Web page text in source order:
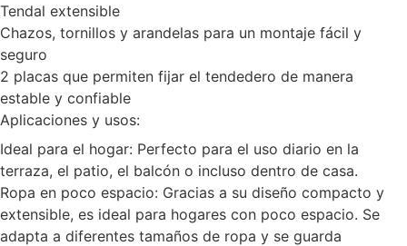
Tendal extensible
Chazos, tornillos y arandelas para un montaje fácil y
seguro
2 placas que permiten fijar el tendedero de manera
estable y confiable
Aplicaciones y usos:
Ideal para el hogar: Perfecto para el uso diario en la
terraza, el patio, el balcón o incluso dentro de casa.
Ropa en poco espacio: Gracias a su diseño compacto y
extensible, es ideal para hogares con poco espacio. Se
adapta a diferentes tamaños de ropa y se guarda